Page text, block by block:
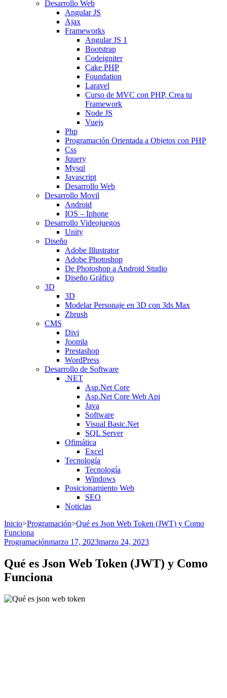
Desarrollo Web
Angular JS
Ajax
Frameworks
Angular JS 1
Bootstrap
Codeigniter
Cake PHP
Foundation
Laravel
Curso de MVC con PHP, Crea tu
Framework
Node JS
Vuejs
Php
Programación Orientada a Objetos con PHP
Css
Jquery
Mysql
Javascript
Desarrollo Web
Desarrollo Movil
Android
IOS – Iphone
Desarrollo Videojuegos
Unity
Diseño
Adobe Illustrator
Adobe Photoshop
De Photoshop a Android Studio
Diseño Gráfico
3D
3D
Modelar Personaje en 3D con 3ds Max
Zbrush
CMS
Divi
Joomla
Prestashop
WordPress
Desarrollo de Software
.NET
Asp.Net Core
Asp.Net Core Web Api
Java
Software
Visual Basic.Net
SQL Server
Ofimática
Excel
Tecnología
Tecnología
Windows
Posicionamiento Web
SEO
Noticias
Inicio>Programación>Qué es Json Web Token (JWT) y Como
Funciona
Programaciónmarzo 17, 2023marzo 24, 2023
Qué es Json Web Token (JWT) y Como
Funciona